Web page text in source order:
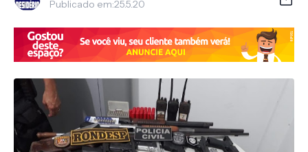
Publicado em:25.5.20